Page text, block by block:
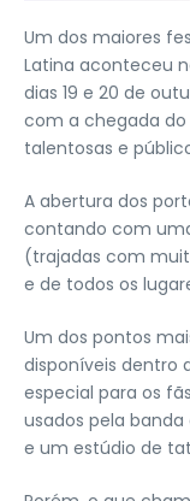
Um dos maiores
Latina aconteceu
dias 19 e 20 de
com a chegada do
talentosas e
A abertura dos
contando com
(trajadas com
e de todos os
Um dos pontos
disponíveis dentro
especial para os
usados pela banda
e um estúdio de